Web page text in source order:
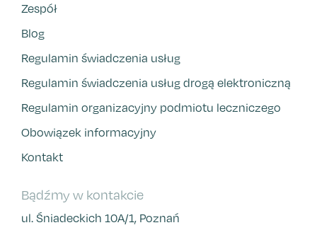
Zespół
Blog
Regulamin świadczenia usług
Regulamin świadczenia usług drogą elektroniczną
Regulamin organizacyjny podmiotu leczniczego
Obowiązek informacyjny
Kontakt
Bądźmy w kontakcie
ul. Śniadeckich 10A/1, Poznań